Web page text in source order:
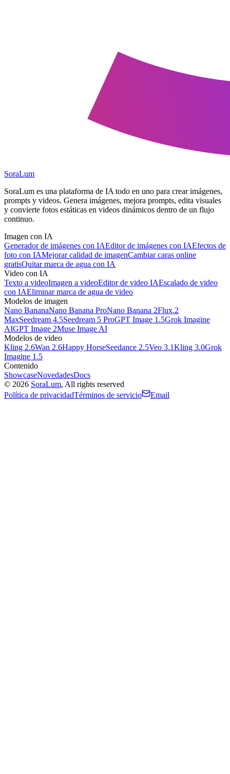
SoraLum
SoraLum es una plataforma de IA todo en uno para crear imágenes,
prompts y videos. Genera imágenes, mejora prompts, edita visuales
y convierte fotos estáticas en videos dinámicos dentro de un flujo
continuo.
Imagen con IA
Generador de imágenes con IAEditor de imágenes con IAEfectos de
foto con IAMejorar calidad de imagenCambiar caras online
gratisQuitar marca de agua con IA
Video con IA
Texto a videoImagen a videoEditor de video IAEscalado de video
con IAEliminar marca de agua de video
Modelos de imagen
Nano BananaNano Banana ProNano Banana 2Flux.2
MaxSeedream 4.5Seedream 5 ProGPT Image 1.5Grok Imagine
AIGPT Image 2Muse Image AI
Modelos de video
Kling 2.6Wan 2.6Happy HorseSeedance 2.5Veo 3.1Kling 3.0Grok
Imagine 1.5
Contenido
ShowcaseNovedadesDocs
© 2026 SoraLum, All rights reserved
Política de privacidadTérminos de servicio Email